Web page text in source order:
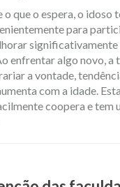
o que o espera, o idoso
para
significativamente
enfrentar algo novo, a
a vontade,
com a idade.
coopera e tem